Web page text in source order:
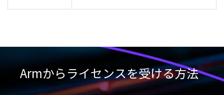
Armからライセンスを受ける方法